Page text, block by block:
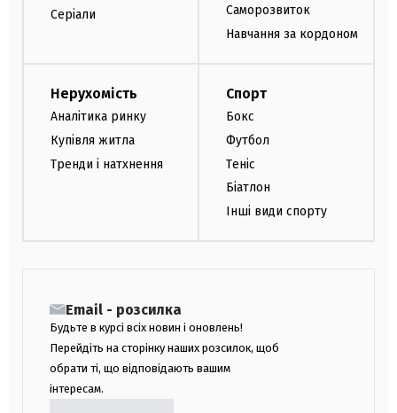
Серіали
Саморозвиток
Навчання за кордоном
Нерухомість
Аналітика ринку
Купівля житла
Тренди і натхнення
Спорт
Бокс
Футбол
Теніс
Біатлон
Інші види спорту
Email - розсилка
Будьте в курсі всіх новин і оновлень!
Перейдіть на сторінку наших розсилок, щоб
обрати ті, що відповідають вашим
інтересам.